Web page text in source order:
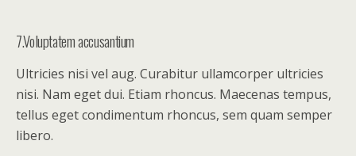
7.Voluptatem accusantium
Ultricies nisi vel aug. Curabitur ullamcorper ultricies
nisi. Nam eget dui. Etiam rhoncus. Maecenas tempus,
tellus eget condimentum rhoncus, sem quam semper
libero.